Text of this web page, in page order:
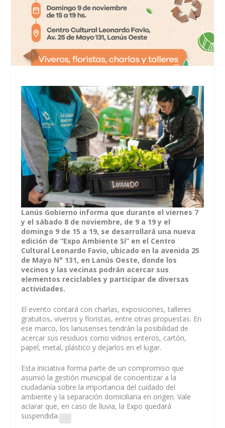
Lanús Gobierno informa que durante el viernes 7
y el sábado 8 de noviembre, de 9 a 19 y el
domingo 9 de 15 a 19, se desarrollará una nueva
edición de “Expo Ambiente Sí” en el Centro
Cultural Leonardo Favio, ubicado en la avenida 25
de Mayo N° 131, en Lanús Oeste, donde los
vecinos y las vecinas podrán acercar sus
elementos reciclables y participar de diversas
actividades.
El evento contará con charlas, exposiciones, talleres
gratuitos, viveros y floristas, entre otras propuestas. En
ese marco, los lanusenses tendrán la posibilidad de
acercar sus residuos como vidrios enteros, cartón,
papel, metal, plástico y dejarlos en el lugar.
Esta iniciativa forma parte de un compromiso que
asumió la gestión municipal de concientizar a la
ciudadanía sobre la importancia del cuidado del
ambiente y la separación domiciliaria en origen. Vale
aclarar que, en caso de lluvia, la Expo quedará
suspendida.